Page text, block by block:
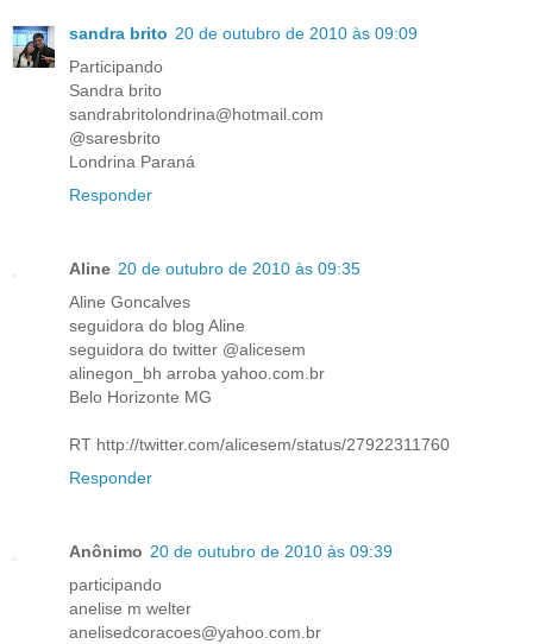
sandra brito 20 de outubro de 2010 às 09:09
Participando
Sandra brito
sandrabritolondrina@hotmail.com
@saresbrito
Londrina Paraná
Responder
Aline 20 de outubro de 2010 às 09:35
Aline Goncalves
seguidora do blog Aline
seguidora do twitter @alicesem
alinegon_bh arroba yahoo.com.br
Belo Horizonte MG
RT http://twitter.com/alicesem/status/27922311760
Responder
Anônimo 20 de outubro de 2010 às 09:39
participando
anelise m welter
anelisedcoracoes@yahoo.com.br